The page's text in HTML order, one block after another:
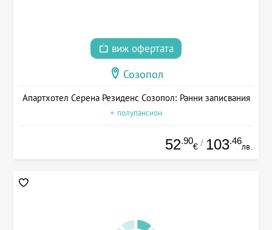
виж офертата
Созопол
Апартхотел Серена Резиденс Созопол: Ранни записвания
+ полупансион
52.90
€ / 103.46
лв.